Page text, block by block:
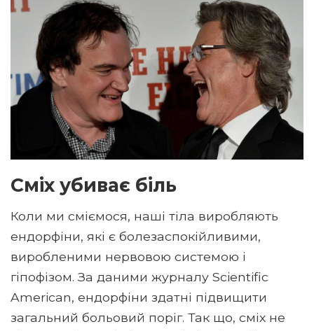
Сміх убиває біль
Коли ми сміємося, наші тіла виробляють
ендорфіни, які є болезаспокійливими,
виробленими нервовою системою і
гіпофізом. За даними журналу Scientific
American, ендорфіни здатні підвищити
загальний больовий поріг. Так що, сміх не